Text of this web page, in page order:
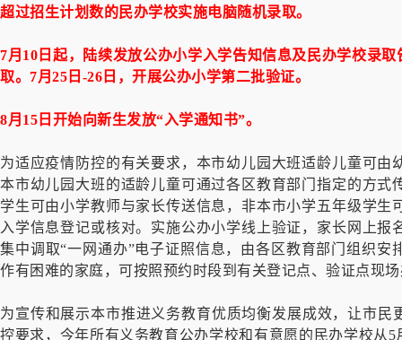
超过招生计划数的民办学校实施电脑随机录取。
7月10日起，陆续发放公办小学入学告知信息及民办学校录
取。7月25日-26日，开展公办小学第二批验证。
8月15日开始向新生发放“入学通知书”。
为适应疫情防控的有关要求，本市幼儿园大班适龄儿童可
本市幼儿园大班的适龄儿童可通过各区教育部门指定的方
学生可由小学教师与家长传送信息，非本市小学五年级学
入学信息登记或核对。实施公办小学线上验证，家长网上
集中调取“一网通办”电子证照信息，由各区教育部门组织
作有困难的家庭，可按照预约时段到有关登记点、验证点现
为宣传和展示本市推进义务教育优质均衡发展成效，让市民
控要求，今年所有义务教育公办学校和有意愿的民办学校从